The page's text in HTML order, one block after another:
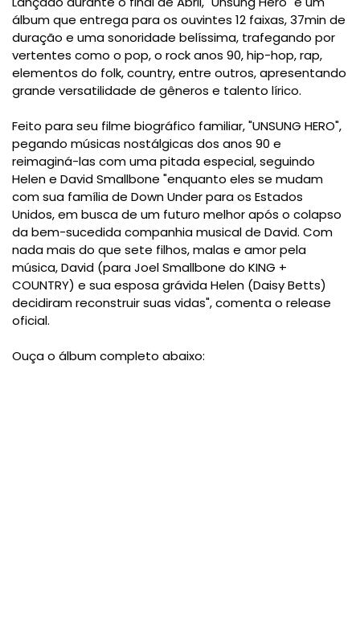
álbum que entrega para os ouvintes 12 faixas, 37min de
duração e uma sonoridade belíssima, trafegando por
vertentes como o pop, o rock anos 90, hip-hop, rap,
elementos do folk, country, entre outros, apresentando
grande versatilidade de gêneros e talento lírico.
Feito para seu filme biográfico familiar, "UNSUNG HERO",
pegando músicas nostálgicas dos anos 90 e
reimaginá-las com uma pitada especial, seguindo
Helen e David Smallbone "enquanto eles se mudam
com sua família de Down Under para os Estados
Unidos, em busca de um futuro melhor após o colapso
da bem-sucedida companhia musical de David. Com
nada mais do que sete filhos, malas e amor pela
música, David (para Joel Smallbone do KING +
COUNTRY) e sua esposa grávida Helen (Daisy Betts)
decidiram reconstruir suas vidas", comenta o release
oficial.
Ouça o álbum completo abaixo: